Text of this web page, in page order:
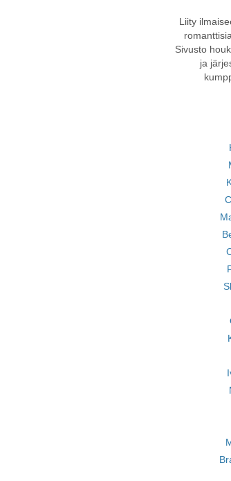
Liity
Sivusto
ja